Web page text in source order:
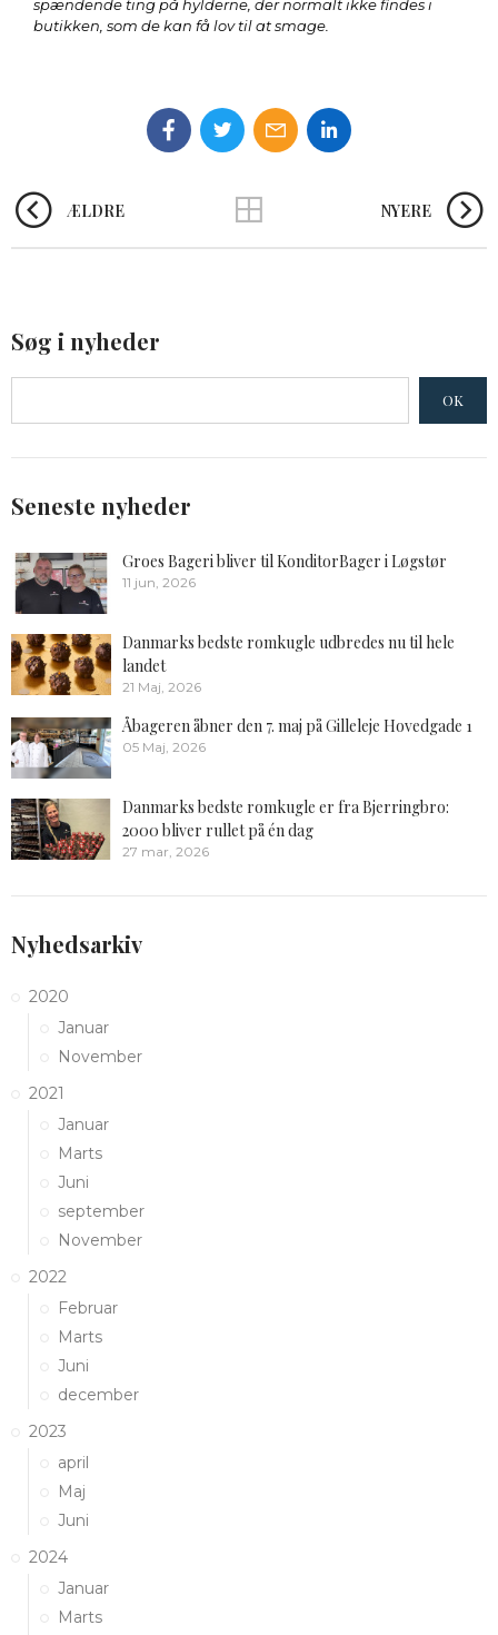
spændende ting på hylderne, der normalt ikke findes i
butikken, som de kan få lov til at smage.
ÆLDRE NYERE
Søg i nyheder
OK
Seneste nyheder
Groes Bageri bliver til KonditorBager i Løgstør
11 jun, 2026
Danmarks bedste romkugle udbredes nu til hele
landet
21 Maj, 2026
Åbageren åbner den 7. maj på Gilleleje Hovedgade 1
05 Maj, 2026
Danmarks bedste romkugle er fra Bjerringbro:
2000 bliver rullet på én dag
27 mar, 2026
Nyhedsarkiv
2020
Januar
November
2021
Januar
Marts
Juni
september
November
2022
Februar
Marts
Juni
december
2023
april
Maj
Juni
2024
Januar
Marts